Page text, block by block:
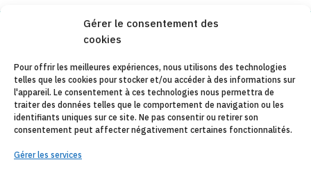
Gérer le consentement des
cookies
Pour offrir les meilleures expériences, nous utilisons des technologies
telles que les cookies pour stocker et/ou accéder à des informations sur
l'appareil. Le consentement à ces technologies nous permettra de
traiter des données telles que le comportement de navigation ou les
identifiants uniques sur ce site. Ne pas consentir ou retirer son
consentement peut affecter négativement certaines fonctionnalités.
Gérer les services
Copyleft 2025
AVIS JURIDIQUE
POLÍTIQUE DE CONFIDENTIALITÉ